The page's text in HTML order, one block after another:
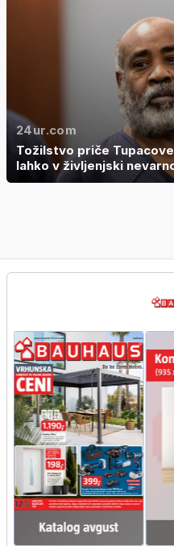
24ur.com
Tožilstvo priče
lahko v življenjski